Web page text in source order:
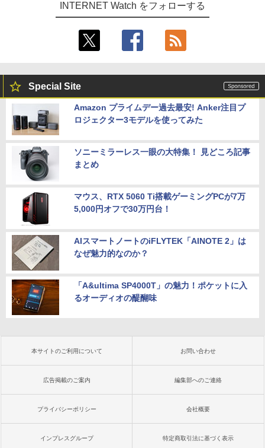
INTERNET Watch をフォローする
Special Site
Amazon プライムデー過去最安! Anker注目プ
ロジェクター3モデルを使ってみた
ソニーミラーレス一眼の大特集！ 見どころ記事
まとめ
マウス、RTX 5060 Ti搭載ゲーミングPCが7万
5,000円オフで30万円台！
AIスマートノートのiFLYTEK「AINOTE 2」は
なぜ魅力的なのか？
「A&ultima SP4000T」の魅力！ポケットに入
るオーディオの醍醐味
本サイトのご利用について お問い合わせ
広告掲載のご案内 編集部へのご連絡
プライバシーポリシー 会社概要
インプレスグループ 特定商取引法に基づく表示